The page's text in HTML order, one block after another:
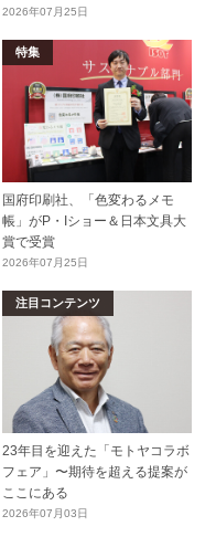
2026年07月25日
特集
国府印刷社、「色変わるメモ
帳」がP・Iショー＆日本文具大
賞で受賞
2026年07月25日
注目コンテンツ
23年目を迎えた「モトヤコラボ
フェア」〜期待を超える提案が
ここにある
2026年07月03日